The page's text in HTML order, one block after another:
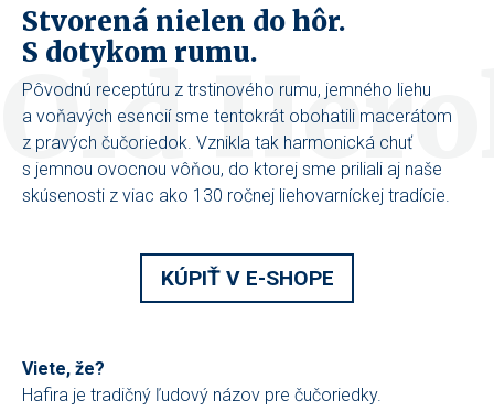
Stvorená nielen do hôr.
S dotykom rumu.
Old
Pôvodnú receptúru z trstinového rumu, jemného liehu
a voňavých esencií sme tentokrát obohatili macerátom
z pravých čučoriedok. Vznikla tak harmonická chuť
s jemnou ovocnou vôňou, do ktorej sme priliali aj naše
skúsenosti z viac ako 130 ročnej liehovarníckej tradície.
KÚPIŤ V E-SHOPE
Viete, že?
Hafira je tradičný ľudový názov pre čučoriedky.